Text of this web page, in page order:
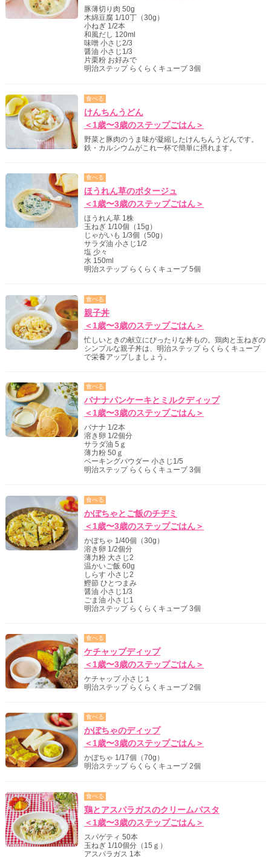
豚薄切り肉 50g
木綿豆腐 1/10丁（30g）
小ねぎ 1/2本
和風だし 120ml
味噌 小さじ2/3
醤油 小さじ1/3
片栗粉 お好みで
明治ステップ らくらくキューブ 3個
食べる
けんちんうどん
＜1歳〜3歳のステップごはん＞
野菜と豚肉のうま味が凝縮したけんちんうどんです。
鉄・カルシウムがこれ一杯で簡単に摂れます。
食べる
ほうれん草のポタージュ
＜1歳〜3歳のステップごはん＞
ほうれん草 1株
玉ねぎ 1/10個（15g）
じゃがいも 1/3個（50g）
サラダ油 小さじ1/2
塩 少々
水 150ml
明治ステップ らくらくキューブ 5個
食べる
親子丼
＜1歳〜3歳のステップごはん＞
忙しいときの献立にぴったりな丼もの。鶏肉と玉ねぎの
シンプルな親子丼は、明治ステップ らくらくキューブ
で栄養アップしましょう。
食べる
バナナパンケーキとミルクディップ
＜1歳〜3歳のステップごはん＞
バナナ 1/2本
溶き卵 1/2個分
サラダ油 5ｇ
薄力粉 50ｇ
ベーキングパウダー 小さじ1/5
明治ステップ らくらくキューブ 3個
食べる
かぼちゃとご飯のチヂミ
＜1歳〜3歳のステップごはん＞
かぼちゃ 1/40個（30g）
溶き卵 1/2個分
薄力粉 大さじ2
温かいご飯 60g
しらす 小さじ2
鰹節 ひとつまみ
醤油 小さじ1/3
ごま油 小さじ1
明治ステップ らくらくキューブ 3個
食べる
ケチャップディップ
＜1歳〜3歳のステップごはん＞
ケチャップ 小さじ１
明治ステップ らくらくキューブ 2個
食べる
かぼちゃのディップ
＜1歳〜3歳のステップごはん＞
かぼちゃ 1/17個（70g）
明治ステップ らくらくキューブ 2個
食べる
鶏とアスパラガスのクリームパスタ
＜1歳〜3歳のステップごはん＞
スパゲティ 50本
玉ねぎ 1/10個分（15ｇ）
アスパラガス 1本